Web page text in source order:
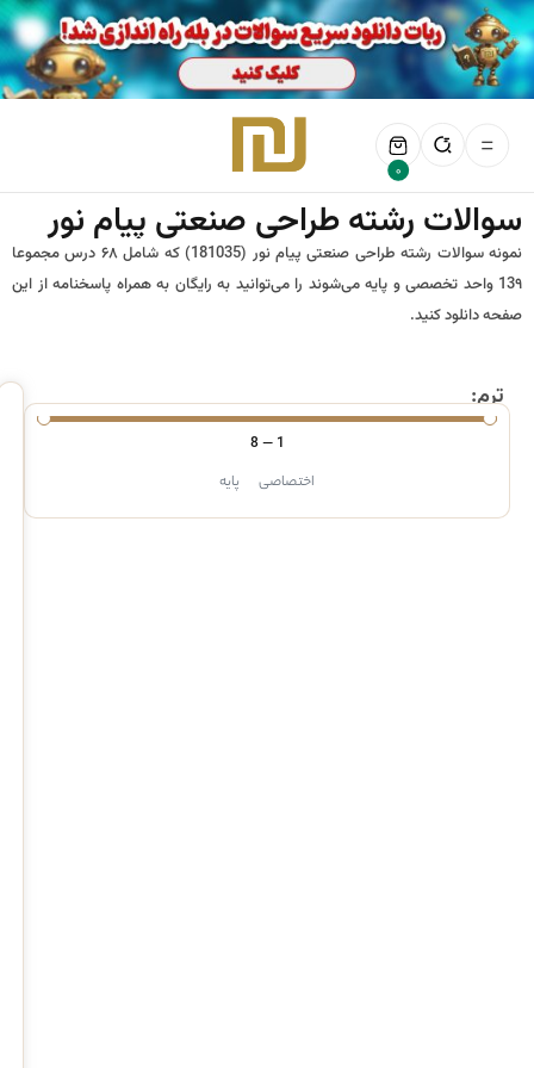
0
سوالات رشته طراحی صنعتی پیام نور
نمونه سوالات رشته طراحی صنعتی پیام نور (181035) که شامل ۶۸ درس مجموعا
13۹ واحد تخصصی و پایه می‌شوند را می‌توانید به رایگان به همراه پاسخنامه از این
صفحه دانلود کنید.
ترم:
1
—
8
اختصاصی پایه